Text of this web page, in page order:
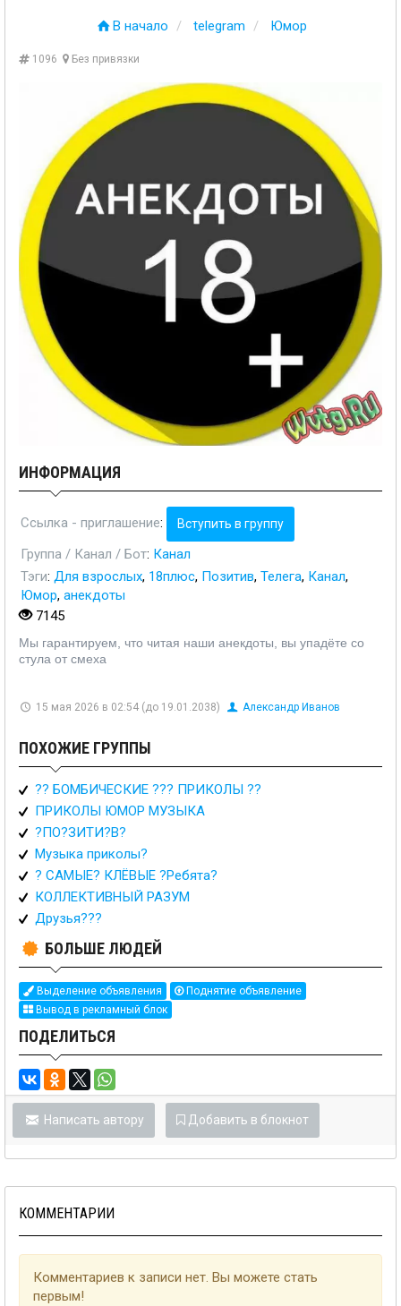
В начало telegram Юмор
1096 Без привязки
ИНФОРМАЦИЯ
Ссылка - приглашение: Вступить в группу
Группа / Канал / Бот: Канал
Тэги: Для взрослых, 18плюс, Позитив, Телега, Канал,
Юмор, анекдоты
7145
Мы гарантируем, что читая наши анекдоты, вы упадёте со
стула от смеха
15 мая 2026 в 02:54 (до 19.01.2038) Александр Иванов
ПОХОЖИЕ ГРУППЫ
?? БОМБИЧЕСКИЕ ??? ПРИКОЛЫ ??
ПРИКОЛЫ ЮМОР МУЗЫКА
?ПО?ЗИТИ?В?
Музыка приколы?
? САМЫЕ? КЛЁВЫЕ ?Ребята?
КОЛЛЕКТИВНЫЙ РАЗУМ
Друзья???
БОЛЬШЕ ЛЮДЕЙ
Выделение объявления
Поднятие объявление
Вывод в рекламный блок
ПОДЕЛИТЬСЯ
Написать автору Добавить в блокнот
КОММЕНТАРИИ
Комментариев к записи нет. Вы можете стать
первым!